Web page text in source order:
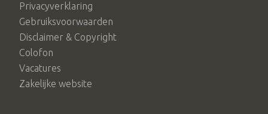
Privacyverklaring
Gebruiksvoorwaarden
Disclaimer & Copyright
Colofon
Vacatures
Zakelijke website